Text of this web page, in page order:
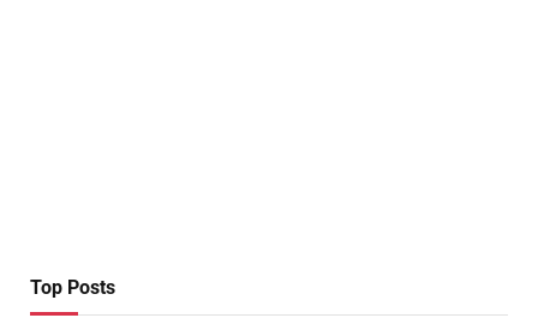
Top Posts